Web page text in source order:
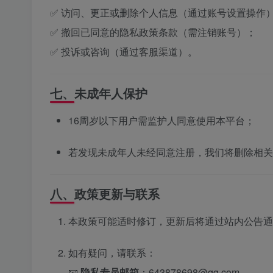
✅ 访问、更正或删除个人信息（通过账号设置操作
✅ 撤回已同意的隐私政策条款（需注销账号）；
✅ 投诉或咨询（通过客服渠道）。
七、未成年人保护
16周岁以下用户需监护人同意使用本平台；
若发现未成年人未经同意注册，我们将删除相关
八、政策更新与联系
本政策可能适时修订，更新后将通过站内公告通
如有疑问，请联系：